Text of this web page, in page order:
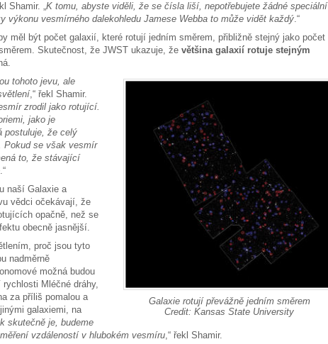
Shamir. „K tomu, abyste viděli, že se čísla liší, nepotřebujete žádné speciální
výkonu vesmírného dalekohledu Jamese Webba to může vidět každý.“
měl být počet galaxií, které rotují jedním směrem, přibližně stejný jako počet
Skutečnost, že JWST ukazuje, že většina galaxií rotuje stejným
Galaxie rotují převážně jedním směrem
Credit: Kansas State University
tohoto jevu, ale
,“ řekl Shamir.
zrodil jako rotující.
jako je
postuluje, že celý
Pokud se však vesmír
to, že stávající
.“
naší Galaxie a
vědci očekávají, že
opačně, než se
obecně jasnější.
proč jsou tyto
nadměrně
možná budou
Mléčné dráhy,
za příliš pomalou a
galaxiemi, na
skutečně je, budeme
vzdáleností v hlubokém vesmíru,“ řekl Shamir.